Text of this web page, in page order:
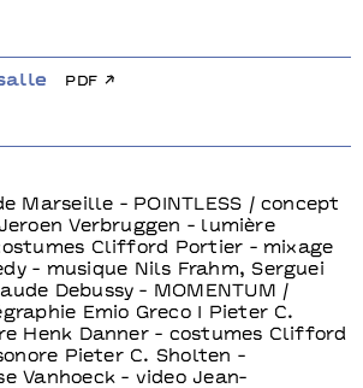
pdf
Marseille - POINTLESS / concept
Verbruggen - lumière
Clifford Portier - mixage
- musique Nils Frahm, Serguei
Debussy - MOMENTUM /
Emio Greco I Pieter C.
Henk Danner - costumes Clifford
Pieter C. Sholten -
Vanhoeck - video Jean-